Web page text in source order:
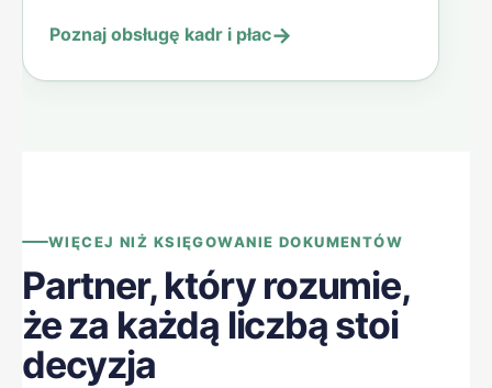
Poznaj obsługę kadr i płac→
WIĘCEJ NIŻ KSIĘGOWANIE DOKUMENTÓW
Partner, który rozumie,
że za każdą liczbą stoi
decyzja